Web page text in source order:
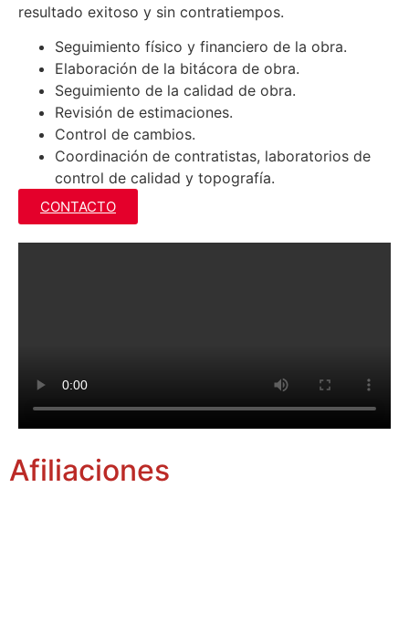
resultado exitoso y sin contratiempos.
Seguimiento físico y financiero de la obra.
Elaboración de la bitácora de obra.
Seguimiento de la calidad de obra.
Revisión de estimaciones.
Control de cambios.
Coordinación de contratistas, laboratorios de
control de calidad y topografía.
CONTACTO
Afiliaciones